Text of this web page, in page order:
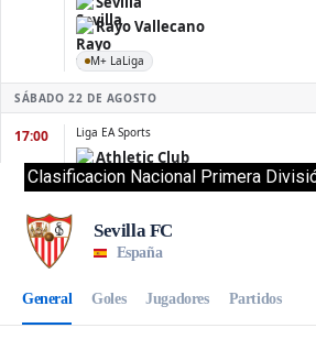
Clasificacion Nacional Primera